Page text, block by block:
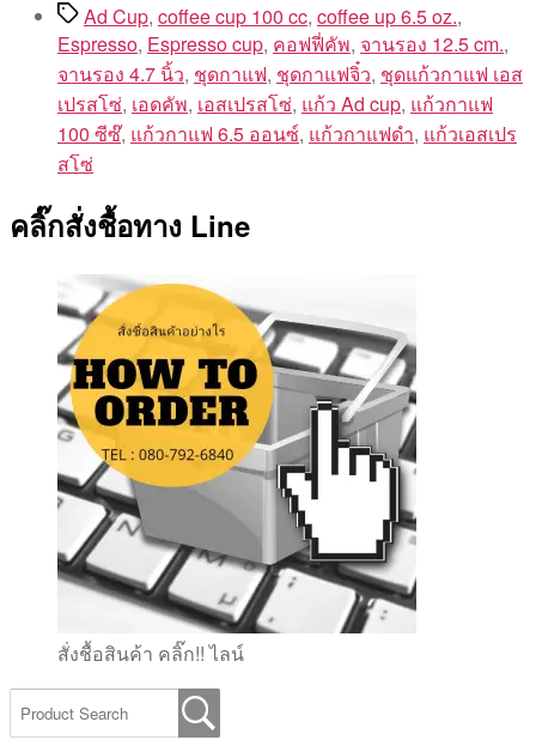
TagsAd Cup, coffee cup 100 cc, coffee up 6.5 oz.,
Espresso, Espresso cup, คอฟฟี่คัพ, จานรอง 12.5 cm.,
จานรอง 4.7 นิ้ว, ชุดกาแฟ, ชุดกาแฟจิ๋ว, ชุดแก้วกาแฟ เอส
เปรสโซ่, เอดคัพ, เอสเปรสโซ่, แก้ว Ad cup, แก้วกาแฟ
100 ซีซ๊, แก้วกาแฟ 6.5 ออนซ์, แก้วกาแฟดำ, แก้วเอสเปร
สโซ่
คลิ๊กสั่งชื้อทาง Line
สั่งชื้อสินค้า คลิ๊ก!! ไลน์